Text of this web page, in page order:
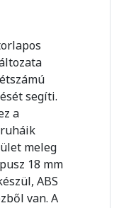
segíti.
a
meleg
18 mm
ABS
van. A